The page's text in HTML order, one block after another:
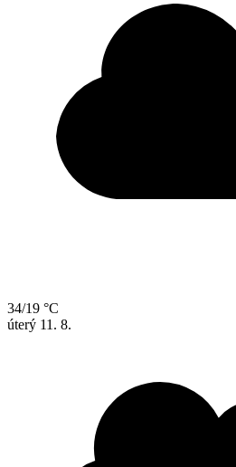
34/19 °C
úterý 11. 8.